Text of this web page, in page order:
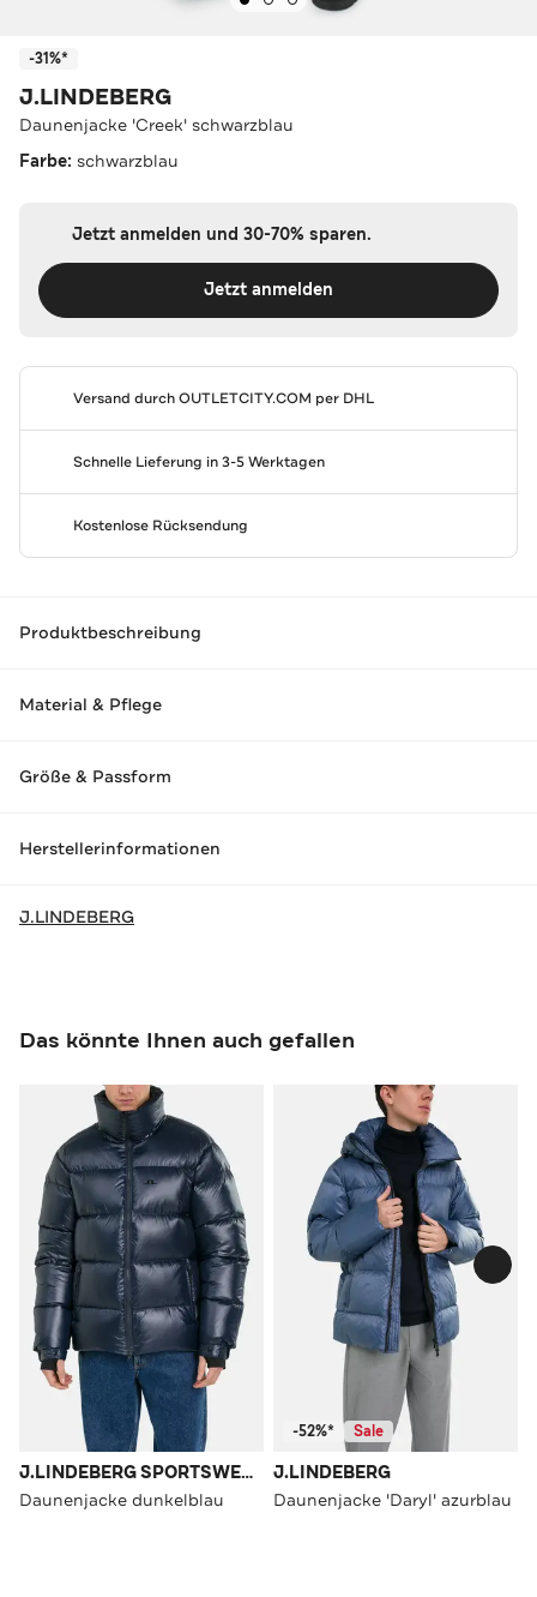
-31%*
J.LINDEBERG
Daunenjacke 'Creek' schwarzblau
Farbe: schwarzblau
Jetzt anmelden und 30-70% sparen.
Jetzt anmelden
Versand durchOUTLETCITY.COM per DHL
Schnelle Lieferung in 3-5 Werktagen
Kostenlose Rücksendung
Produktbeschreibung
Material & Pflege
Größe & Passform
Herstellerinformationen
J.LINDEBERG
Das könnte Ihnen auch gefallen
J.LINDEBERG SPORTSWEAR
Daunenjacke dunkelblau
-52%* Sale
J.LINDEBERG
Daunenjacke 'Daryl' azurblau